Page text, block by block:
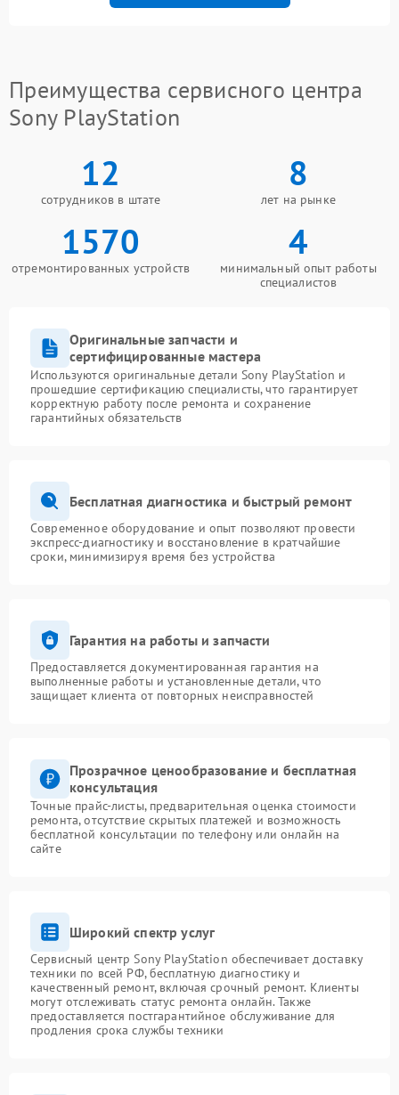
Преимущества сервисного центра
Sony PlayStation
12
сотрудников в штате
8
лет на рынке
1570
отремонтированных устройств
4
минимальный опыт работы
специалистов
Оригинальные запчасти и
сертифицированные мастера
Используются оригинальные детали Sony PlayStation и
прошедшие сертификацию специалисты, что гарантирует
корректную работу после ремонта и сохранение
гарантийных обязательств
Бесплатная диагностика и быстрый ремонт
Современное оборудование и опыт позволяют провести
экспресс-диагностику и восстановление в кратчайшие
сроки, минимизируя время без устройства
Гарантия на работы и запчасти
Предоставляется документированная гарантия на
выполненные работы и установленные детали, что
защищает клиента от повторных неисправностей
Прозрачное ценообразование и бесплатная
консультация
Точные прайс-листы, предварительная оценка стоимости
ремонта, отсутствие скрытых платежей и возможность
бесплатной консультации по телефону или онлайн на
сайте
Широкий спектр услуг
Сервисный центр Sony PlayStation обеспечивает доставку
техники по всей РФ, бесплатную диагностику и
качественный ремонт, включая срочный ремонт. Клиенты
могут отслеживать статус ремонта онлайн. Также
предоставляется постгарантийное обслуживание для
продления срока службы техники